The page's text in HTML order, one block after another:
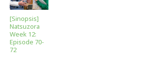
[Sinopsis]
Natsuzora
Week 12:
Episode 70-
72